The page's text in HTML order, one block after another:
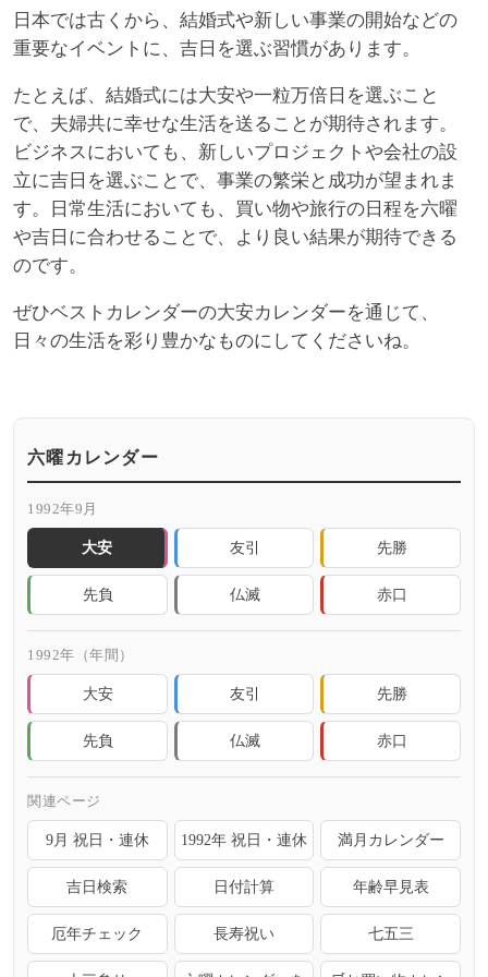
日本では古くから、結婚式や新しい事業の開始などの
重要なイベントに、吉日を選ぶ習慣があります。
たとえば、結婚式には大安や一粒万倍日を選ぶこと
で、夫婦共に幸せな生活を送ることが期待されます。
ビジネスにおいても、新しいプロジェクトや会社の設
立に吉日を選ぶことで、事業の繁栄と成功が望まれま
す。日常生活においても、買い物や旅行の日程を六曜
や吉日に合わせることで、より良い結果が期待できる
のです。
ぜひベストカレンダーの大安カレンダーを通じて、
日々の生活を彩り豊かなものにしてくださいね。
六曜カレンダー
1992年9月
大安 友引 先勝
先負 仏滅 赤口
1992年（年間）
大安 友引 先勝
先負 仏滅 赤口
関連ページ
9月 祝日・連休 1992年 祝日・連休 満月カレンダー
吉日検索 日付計算 年齢早見表
厄年チェック 長寿祝い 七五三